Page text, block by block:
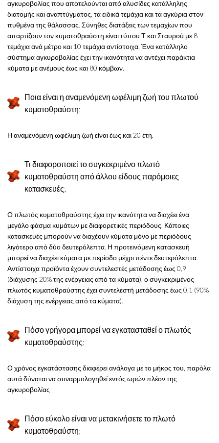
αγκυροβολίας που αποτελούνται από αλυσίδες κατάλληλης
διατομής και αναπτύγματος, τα ειδικά τεμάχια και τα αγκύρια στον
πυθμένα της θάλασσας. Σύνηθες διατάξεις των τεμαχίων που
απαρτίζουν τον κυματοθραύστη είναι τύπου Τ και Σταυρού με 8
τεμάχια ανά μέτρο και 10 τεμάχια αντίστοιχα. Ένα κατάλληλο
σύστημα αγκυροβολίας έχει την ικανότητα να αντέχει παράκτια
κύματα με ανέμους έως και 80 κόμβων.
Ποια είναι η αναμενόμενη ωφέλιμη ζωή του πλωτού
κυματοθραύστη;
Η αναμενόμενη ωφέλιμη ζωή είναι έως και 20 έτη.
Τι διαφοροποιεί το συγκεκριμένο πλωτό
κυματοθραύστη από άλλου είδους παρόμοιες
κατασκευές;
Ο πλωτός κυματοθραύστης έχει την ικανότητα να διαχέει ένα
μεγάλο φάσμα κυμάτων με διαφορετικές περιόδους. Κάποιες
κατασκευές μπορούν να διαχέουν κύματα μόνο με περιόδους
λιγότερο από δύο δευτερόλεπτα. Η προτεινόμενη κατασκευή
μπορεί να διαχέει κύματα με περίοδο μέχρι πέντε δευτερόλεπτα.
Αντίστοιχα προϊόντα έχουν συντελεστές μετάδοσης έως 0,9
(διάχυσης 20% της ενέργειας από τα κύματα), ο συγκεκριμένος
πλωτός κυματοθραύστης έχει συντελεστή μετάδοσης έως 0,1 (90%
διάχυση της ενέργειας από τα κύματα).
Πόσο γρήγορα μπορεί να εγκατασταθεί ο πλωτός
κυματοθραύστης;
Ο χρόνος εγκατάστασης διαφέρει ανάλογα με το μήκος του, παρόλα
αυτά δύναται να συναρμολογηθεί εντός ωρών πλέον της
αγκυροβολίας
Πόσο εύκολο είναι να μετακινήσετε το πλωτό
κυματοθραύστη;